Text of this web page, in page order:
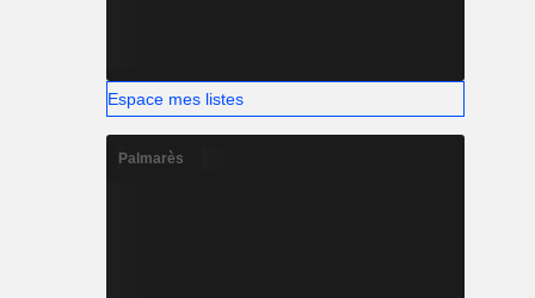
Espace mes listes
Palmarès